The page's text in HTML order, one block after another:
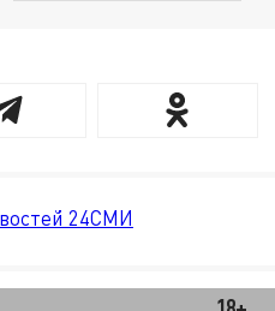
24СМИ